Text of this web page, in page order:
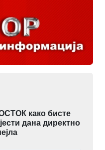
како бисте
дана директно